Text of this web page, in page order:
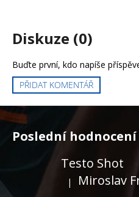
Diskuze (0)
Buďte první, kdo napíše
PŘIDAT KOMENTÁŘ
Z
t
Poslední
Testo Shot
Hodnocení
| Miroslav